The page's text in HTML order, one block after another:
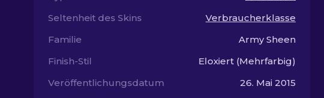
Seltenheit des Skins
Verbraucherklasse
Familie
Army Sheen
Finish-Stil
Eloxiert (Mehrfarbig)
Veröffentlichungsdatum
26. Mai 2015